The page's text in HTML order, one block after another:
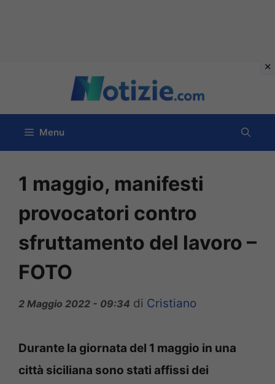
contenuto
Menu
1 maggio, manifesti
provocatori contro
sfruttamento del lavoro –
FOTO
2 Maggio 2022 - 09:34 di Cristiano
Durante la giornata del 1 maggio in una
città siciliana sono stati affissi dei